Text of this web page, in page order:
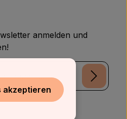
anmelden und
akzeptieren